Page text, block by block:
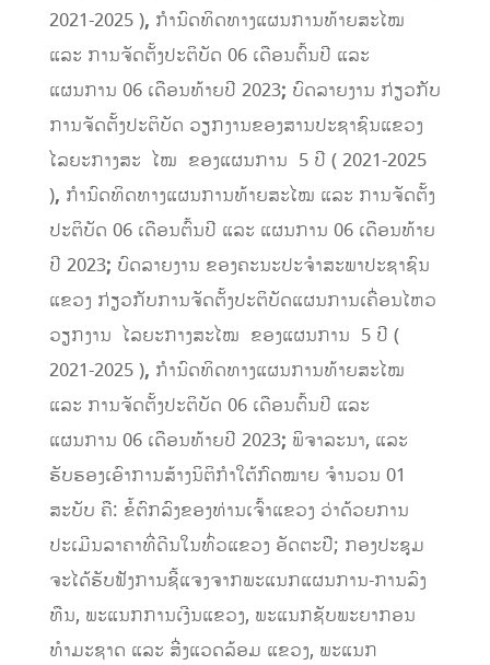
2021-2025 ), ກໍານົດທິດທາງແຜນການທ້າຍສະໄໝ
ແລະ ການຈັດຕັ້ງປະຕິບັດ 06 ເດືອນຕົ້ນປີ ແລະ
ແຜນການ 06 ເດືອນທ້າຍປີ 2023; ບົດລາຍງານ ກ່ຽວກັບ
ການຈັດຕັ້ງປະຕິບັດ ວຽກງານຂອງສານປະຊາຊົນແຂວງ
ໄລຍະກາງສະ ໄໝ ຂອງແຜນການ 5 ປີ ( 2021-2025
), ກໍານົດທິດທາງແຜນການທ້າຍສະໄໝ ແລະ ການຈັດຕັ້ງ
ປະຕິບັດ 06 ເດືອນຕົ້ນປີ ແລະ ແຜນການ 06 ເດືອນທ້າຍ
ປີ 2023; ບົດລາຍງານ ຂອງຄະນະປະຈໍາສະພາປະຊາຊົນ
ແຂວງ ກ່ຽວກັບການຈັດຕັ້ງປະຕິບັດແຜນການເຄື່ອນໄຫວ
ວຽກງານ ໄລຍະກາງສະໄໝ ຂອງແຜນການ 5 ປີ (
2021-2025 ), ກໍານົດທິດທາງແຜນການທ້າຍສະໄໝ
ແລະ ການຈັດຕັ້ງປະຕິບັດ 06 ເດືອນຕົ້ນປີ ແລະ
ແຜນການ 06 ເດືອນທ້າຍປີ 2023; ພິຈາລະນາ, ແລະ
ຮັບຮອງເອົາການສ້າງນິຕິກໍາໃຕ້ກົດໝາຍ ຈໍານວນ 01
ສະບັບ ຄື: ຂໍ້ຕົກລົງຂອງທ່ານເຈົ້າແຂວງ ວ່າດ້ວຍການ
ປະເມີນລາຄາທີ່ດີນໃນທົ່ວແຂວງ ອັດຕະປື; ກອງປະຊຸມ
ຈະໄດ້ຮັບຟັງການຊີ້ແຈງຈາກພະແນກແຜນການ-ການລົງ
ທືນ, ພະແນກການເງີນແຂວງ, ພະແນກຊັບພະຍາກອນ
ທໍາມະຊາດ ແລະ ສີ່ງແວດລ້ອມ ແຂວງ, ພະແນກ